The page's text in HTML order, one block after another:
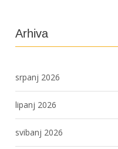
Arhiva
srpanj 2026
lipanj 2026
svibanj 2026